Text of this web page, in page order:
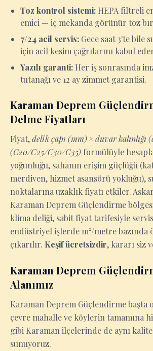
Toz kontrol sistemi: HEPA filtreli
emici — iç mekanda görünür toz
7/24 acil servis: Gece saat 3'te bile
için acil kesim çağrılarını kabul
Yazılı garanti: Her iş sonrasında
tutanağı ve 12 ay zimmet garantisi.
Karaman Deprem
Delme Fiyatları
Fiyat,delik çapı (mm) × duvar kalınlığı
(C20/C25/C30/C35) formülüyle
yoğunluğu, sahanın erişim güçlüğü
merdiven, hizmet asansörü yokluğu),
noktalarına uzaklık fiyatı etkiler.
Karaman Deprem Güçlendirme
klima deliği, sabit fiyat tarifesiyle
endüstriyel işlerde m²/metre bazında
çıkarılır. Keşif ücretsizdir, kararı siz
Karaman Deprem
Alanımız
Karaman Deprem Güçlendirme başta
çevre mahalle ve köylerin tamamına
gibi Karaman ilçelerinde de aynı
sunuyoruz.